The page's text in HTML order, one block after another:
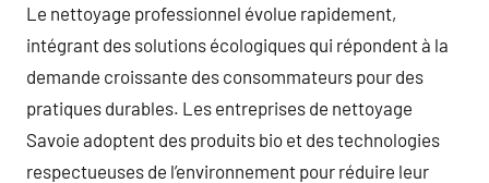
Le nettoyage professionnel évolue rapidement,
intégrant des solutions écologiques qui répondent à la
demande croissante des consommateurs pour des
pratiques durables. Les entreprises de nettoyage
Savoie adoptent des produits bio et des technologies
respectueuses de l’environnement pour réduire leur